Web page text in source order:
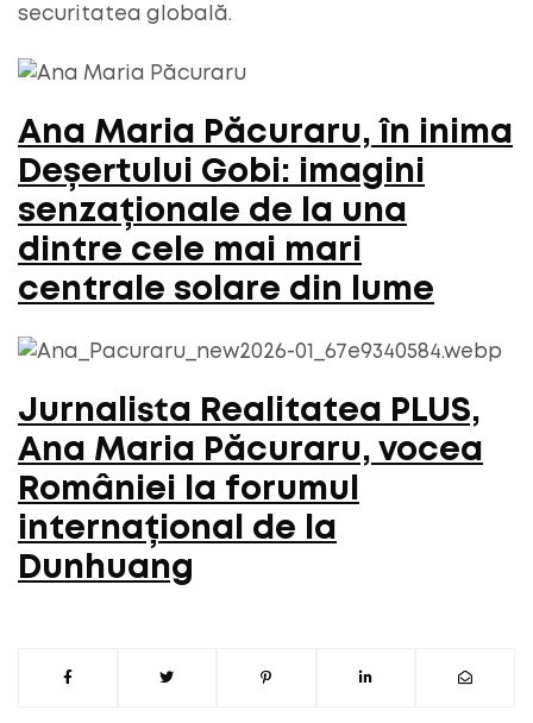
securitatea globală.
Ana Maria Păcuraru, în inima
Deșertului Gobi: imagini
senzaționale de la una
dintre cele mai mari
centrale solare din lume
Jurnalista Realitatea PLUS,
Ana Maria Păcuraru, vocea
României la forumul
internațional de la
Dunhuang